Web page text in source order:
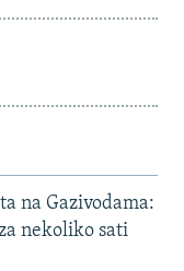
na Gazivodama:
nekoliko sati